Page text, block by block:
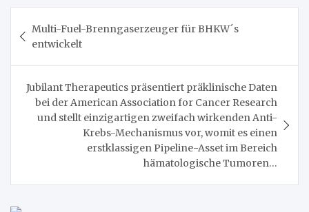
Multi-Fuel-Brenngaserzeuger für BHKW´s
entwickelt
Jubilant Therapeutics präsentiert präklinische Daten
bei der American Association for Cancer Research
und stellt einzigartigen zweifach wirkenden Anti-
Krebs-Mechanismus vor, womit es einen
erstklassigen Pipeline-Asset im Bereich
hämatologische Tumoren…